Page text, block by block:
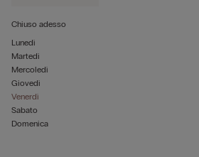
Chiuso adesso
Lunedì
Martedì
Mercoledì
Giovedì
Venerdì
Sabato
Domenica